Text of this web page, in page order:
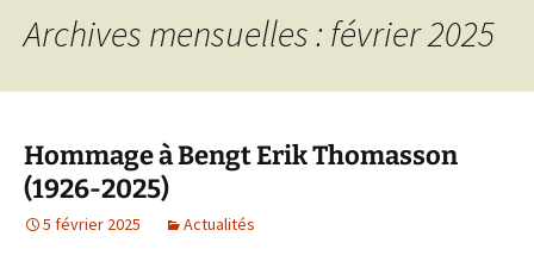
Archives mensuelles : février 2025
Hommage à Bengt Erik Thomasson
(1926-2025)
5 février 2025 Actualités